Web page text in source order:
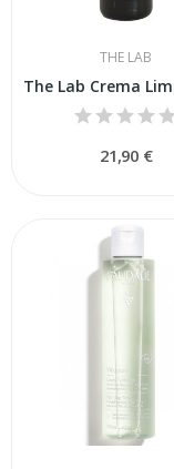
THE LAB
21,90 €